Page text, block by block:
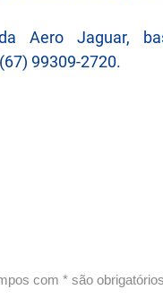
Aero Jaguar,
99309-2720.
com * são